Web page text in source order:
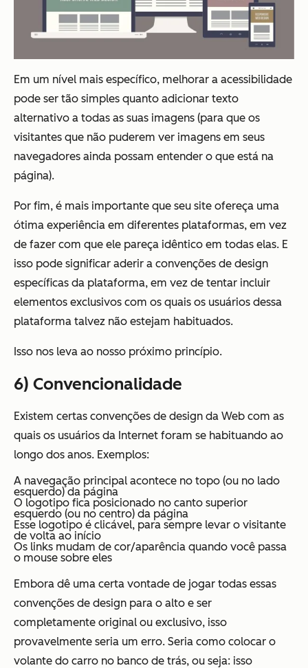
Em um nível mais específico, melhorar a acessibilidade
pode ser tão simples quanto adicionar texto
alternativo a todas as suas imagens (para que os
visitantes que não puderem ver imagens em seus
navegadores ainda possam entender o que está na
página).
Por fim, é mais importante que seu site ofereça uma
ótima experiência em diferentes plataformas, em vez
de fazer com que ele pareça idêntico em todas elas. E
isso pode significar aderir a convenções de design
específicas da plataforma, em vez de tentar incluir
elementos exclusivos com os quais os usuários dessa
plataforma talvez não estejam habituados.
Isso nos leva ao nosso próximo princípio.
6) Convencionalidade
Existem certas convenções de design da Web com as
quais os usuários da Internet foram se habituando ao
longo dos anos. Exemplos:
A navegação principal acontece no topo (ou no lado
esquerdo) da página
O logotipo fica posicionado no canto superior
esquerdo (ou no centro) da página
Esse logotipo é clicável, para sempre levar o visitante
de volta ao início
Os links mudam de cor/aparência quando você passa
o mouse sobre eles
Embora dê uma certa vontade de jogar todas essas
convenções de design para o alto e ser
completamente original ou exclusivo, isso
provavelmente seria um erro. Seria como colocar o
volante do carro no banco de trás, ou seja: isso